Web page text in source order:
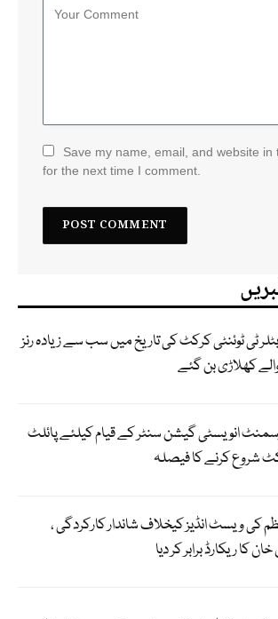
Save my name, email, and website in
for the next time I comment.
ٹی ٹوئنٹی کرکٹ کی تاریخ میں سب سے زیادہ رنز
کھلاڑی بن گئے
انویسٹی گیشن سنٹر کے قیام کیلئے پائلٹ
شروع کرنے کا فیصلہ
کی ویسٹ انڈیز کیخلاف شاندار کارکردگی ،
کا ریکارڈ برابر کر دیا